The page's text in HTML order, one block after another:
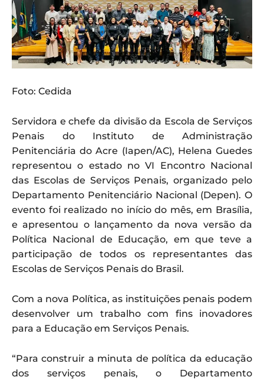
Foto: Cedida
Servidora e chefe da divisão da Escola de Serviços
Penais do Instituto de Administração
Penitenciária do Acre (Iapen/AC), Helena Guedes
representou o estado no VI Encontro Nacional
das Escolas de Serviços Penais, organizado pelo
Departamento Penitenciário Nacional (Depen). O
evento foi realizado no início do mês, em Brasília,
e apresentou o lançamento da nova versão da
Política Nacional de Educação, em que teve a
participação de todos os representantes das
Escolas de Serviços Penais do Brasil.
Com a nova Política, as instituições penais podem
desenvolver um trabalho com fins inovadores
para a Educação em Serviços Penais.
“Para construir a minuta de política da educação
dos serviços penais, o Departamento